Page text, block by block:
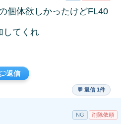
個体欲しかったけどFL40
してくれ
返信
💬 返信 1件
NG 削除依頼